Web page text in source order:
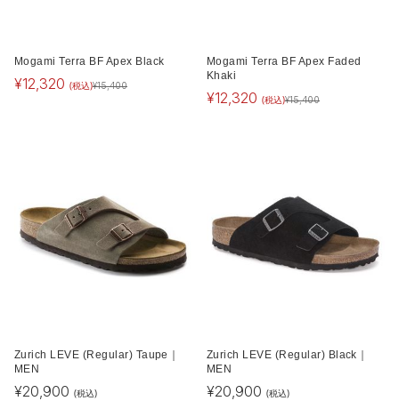
Mogami Terra BF Apex Black
¥12,320 (税込)¥15,400
Mogami Terra BF Apex Faded
Khaki
¥12,320 (税込)¥15,400
Zurich LEVE (Regular) Taupe｜
MEN
¥20,900 (税込)
Zurich LEVE (Regular) Black｜
MEN
¥20,900 (税込)